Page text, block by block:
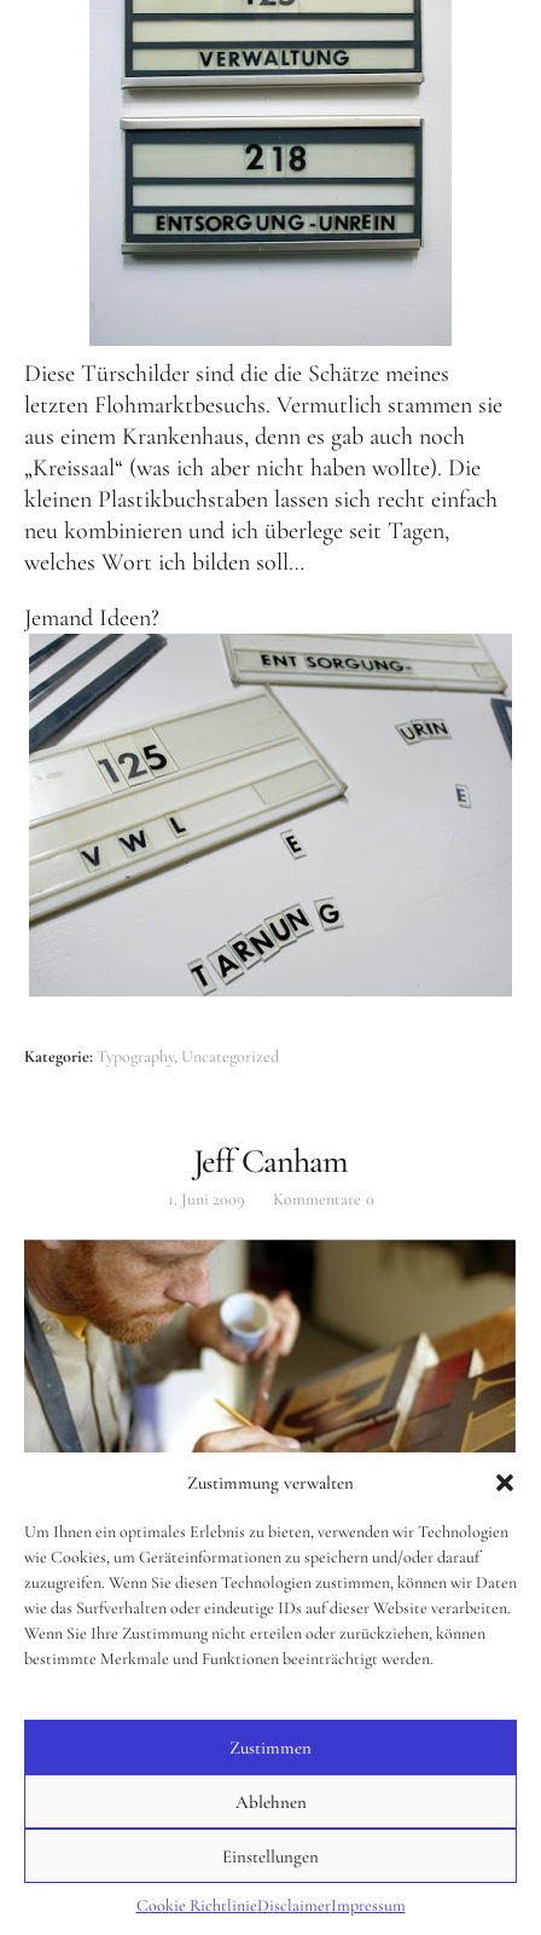
Zustimmung verwalten
Um Ihnen ein optimales Erlebnis zu bieten, verwenden wir Technologien
wie Cookies, um Geräteinformationen zu speichern und/oder darauf
zuzugreifen. Wenn Sie diesen Technologien zustimmen, können wir Daten
wie das Surfverhalten oder eindeutige IDs auf dieser Website verarbeiten.
Wenn Sie Ihre Zustimmung nicht erteilen oder zurückziehen, können
bestimmte Merkmale und Funktionen beeinträchtigt werden.
Zustimmen
Ablehnen
Einstellungen
Cookie RichtlinieDisclaimerImpressum
Diese Türschilder sind die die Schätze meines
letzten Flohmarktbesuchs. Vermutlich stammen sie
aus einem Krankenhaus, denn es gab auch noch
„Kreissaal“ (was ich aber nicht haben wollte). Die
kleinen Plastikbuchstaben lassen sich recht einfach
neu kombinieren und ich überlege seit Tagen,
welches Wort ich bilden soll…
Jemand Ideen?
Kategorie:Typography Uncategorized
Jeff Canham
1. Juni 2009 Kommentare 0